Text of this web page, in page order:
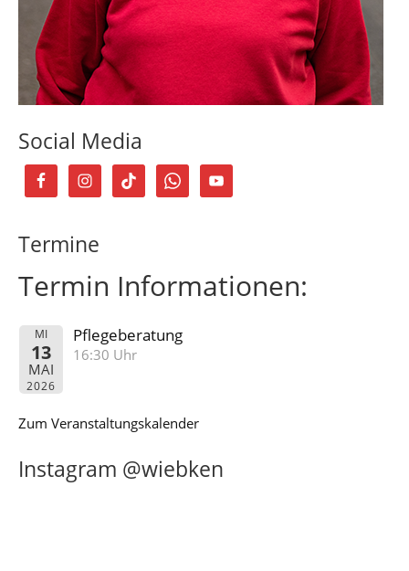
Social Media
Termine
Termin Informationen:
MI
13
MAI
2026
Pflegeberatung
16:30 Uhr
Zum Veranstaltungskalender
Instagram @wiebken